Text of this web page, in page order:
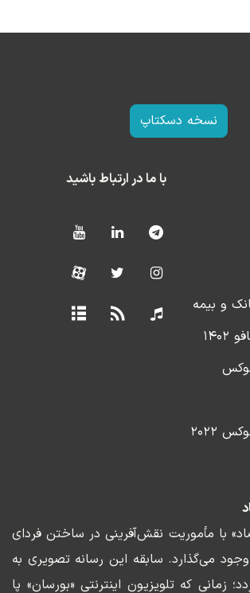
نسخه دسکتاپ
و بیمه
۲۰۲۲
با ما در ارتباط باشید
با مأموریت نقش‌آفرینی در ساختن فردای
می‌گذارد. سابقه این رسانه تصویری به
برمی‌گردد؛ زمانی که تلویزیون اینترنتی «بورسان» پا